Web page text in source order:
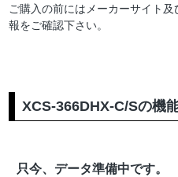
ご購入の前にはメーカーサイト
報をご確認下さい。
XCS-366DHX-C/Sの機
只今、データ準備中です。